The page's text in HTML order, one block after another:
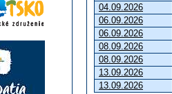
04.09.2026
06.09.2026
06.09.2026
08.09.2026
08.09.2026
13.09.2026
13.09.2026